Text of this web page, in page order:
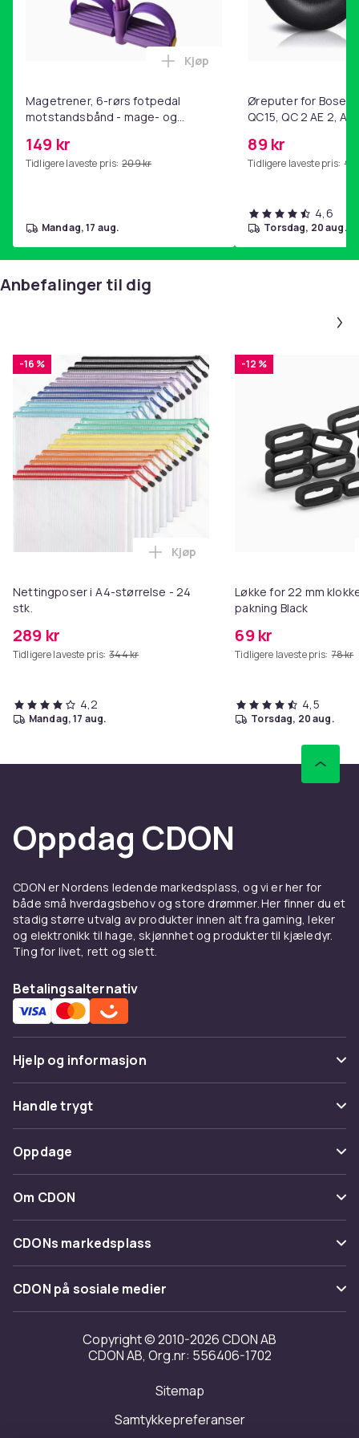
Magetrener, 6-rørs fotpedal
motstandsbånd - mage- og
hjemmegymnastikk Purple
149 kr
Tidligere laveste pris: 209 kr
Legg Magetrener, 6-rørs
Kjøp
mandag, 17 aug.
Øreputer for Bose
QC15, QC 2 AE 2, AE
89 kr
Tidligere laveste pris: 99
4,6
torsdag, 20 aug.
Anbefalinger til dig
-16 %
Nettingposer i A4-størrelse - 24
stk.
289 kr
Tidligere laveste pris: 344 kr
Legg Nettingposer i A4-
Kjøp
4,2
mandag, 17 aug.
-12 %
Løkke for 22 mm
pakning Black
69 kr
Tidligere laveste pris: 78 kr
4,5
torsdag, 20 aug.
Oppdag CDON
CDON er Nordens ledende markedsplass, og vi er her for
både små hverdagsbehov og store drømmer. Her finner du et
stadig større utvalg av produkter innen alt fra gaming, leker
og elektronikk til hage, skjønnhet og produkter til kjæledyr.
Ting for livet, rett og slett.
Betalingsalternativ
Hjelp og informasjon
Vanlige spørsmål
Spor pakke
Angre & returner her
Kontakt oss
Handle trygt
Betaling
Levering
Tilbakekallinger
Oppdage
Kategorier
Varemerker
Om CDON
Om oss
Kundeanmeldelser
Jobbe på CDON
Investor relations
Tilgjengelighet
CDONs markedsplass
Merchant Help Center
CDON på sosiale medier
Copyright © 2010-2026 CDON AB
CDON AB, Org.nr: 556406-1702
Sitemap
Samtykkepreferanser